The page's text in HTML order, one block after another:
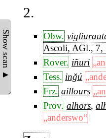
Show scan ▲
2.
Obw.
Ascoli, AGl., 7,
Rover. iñuri
Tess. inǧú
Frz. aillours
Prov. alhors,
„anderswo“